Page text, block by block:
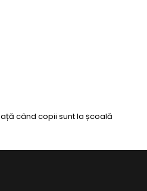
când copii sunt la școală